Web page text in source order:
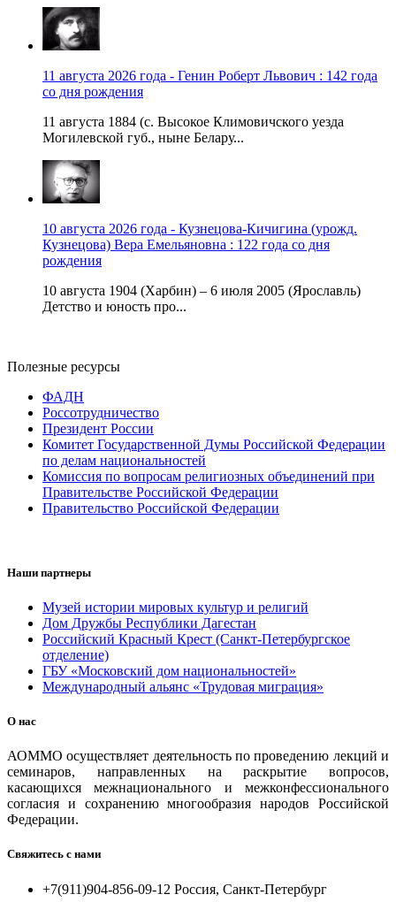
11 августа 2026 года - Генин Роберт Львович : 142 года
со дня рождения
11 августа 1884 (с. Высокое Климовичского уезда
Могилевской губ., ныне Белару...
10 августа 2026 года - Кузнецова-Кичигина (урожд.
Кузнецова) Вера Емельяновна : 122 года со дня
рождения
10 августа 1904 (Харбин) – 6 июля 2005 (Ярославль)
Детство и юность про...
Полезные ресурсы
ФАДН
Россотрудничество
Президент России
Комитет Государственной Думы Российской Федерации
по делам национальностей
Комиссия по вопросам религиозных объединений при
Правительстве Российской Федерации
Правительство Российской Федерации
Наши партнеры
Музей истории мировых культур и религий
Дом Дружбы Республики Дагестан
Российский Красный Крест (Санкт-Петербургское
отделение)
ГБУ «Московский дом национальностей»
Международный альянс «Трудовая миграция»
О нас
АОММО осуществляет деятельность по проведению лекций и
семинаров, направленных на раскрытие вопросов,
касающихся межнационального и межконфессионального
согласия и сохранению многообразия народов Российской
Федерации.
Свяжитесь с нами
+7(911)904-856-09-12 Россия, Санкт-Петербург